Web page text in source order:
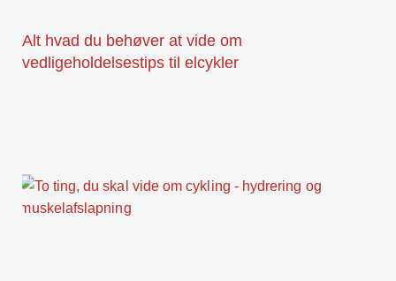
Alt hvad du behøver at vide om
vedligeholdelsestips til elcykler